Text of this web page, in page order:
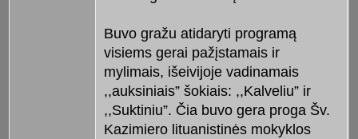
Buvo gražu atidaryti programą
visiems gerai pažįstamais ir
mylimais, išeivijoje vadinamais
,,auksiniais” šokiais: ,,Kalveliu” ir
,,Suktiniu”. Čia buvo gera proga Šv.
Kazimiero lituanistinės mokyklos